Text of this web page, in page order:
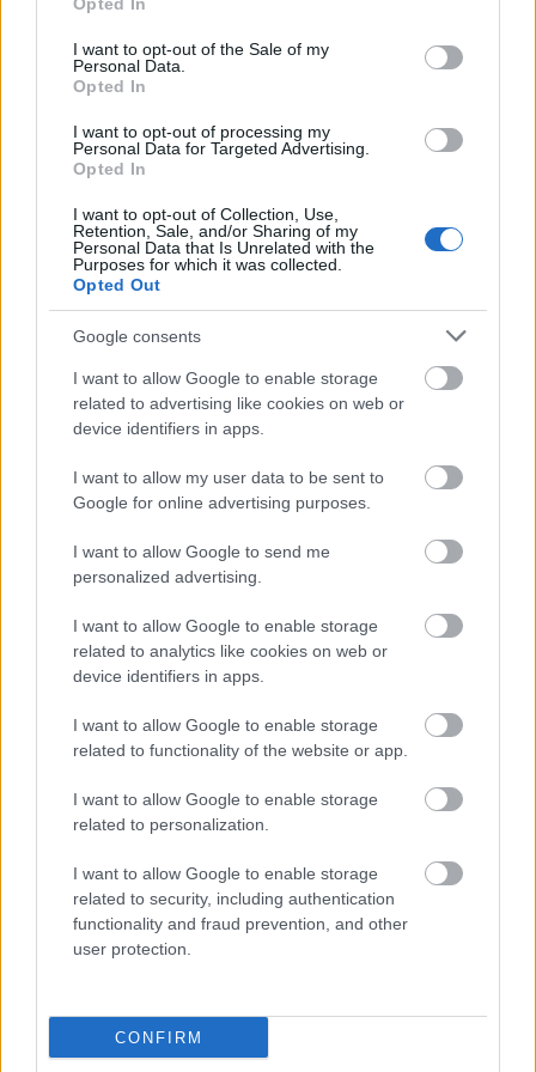
use your data for below specified purposes in below Google
consent section.
I want to opt-out of the Sale of my
Personal Data.
Opted In
I want to opt-out of processing my
Personal Data for Targeted Advertising.
Opted In
I want to opt-out of Collection, Use,
Retention, Sale, and/or Sharing of my
Personal Data that Is Unrelated with the
Purposes for which it was collected.
Opted Out
Google consents
I want to allow Google to enable storage
related to advertising like cookies on web or
device identifiers in apps.
I want to allow my user data to be sent to
Google for online advertising purposes.
I want to allow Google to send me
personalized advertising.
I want to allow Google to enable storage
related to analytics like cookies on web or
device identifiers in apps.
I want to allow Google to enable storage
related to functionality of the website or app.
I want to allow Google to enable storage
related to personalization.
I want to allow Google to enable storage
related to security, including authentication
functionality and fraud prevention, and other
user protection.
CONFIRM
közeget akarnak létrehozni, ahol lehetőség van a
A Szputnyik tehát az új évadban is tovább kering - jó
S mindez versben:
Nyitott műhely lesz a Szputnyik
- nyitották az évadot,
lesz sok jövő-menő vendég,
s lesznek állandó tagok.
Előadunk iskolákban,
verssel tájolunk, nini:
Turaié lesz a líra,
Imprózunk és megyünk Grazba,
ott ülünk intim szeánszt,
megnézzük a reneszánszt,
egyetem-begyetem, főképpen
Nincs még hűtőnk, étkünk - félünk
konyhánkban hamar romol,
ám a dráma örök érték:
Mert tavaly még ellibegett
köztünk néhány Holt lélek,
mielőtt William éjét
Szentivánni megléptek.
Hogy ki sznész, megújhodjon
- elvégre ez modern kor -
velünk épít karaktert
workshopon a Krétakör.
Kórusunk még alig dalolt,